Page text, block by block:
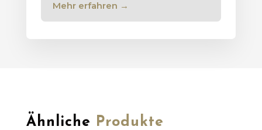
Mehr erfahren →
Ähnliche Produkte